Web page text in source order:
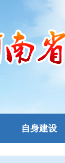
自身建设